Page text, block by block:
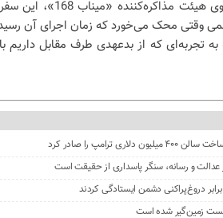
بنابر اعلام بقائی
وقتی محک می‌خورد که زمان اجرای آن
به تجربه‌ای که از بدعهدی طرف مقابل
ترامپ را صادر کرد
عدالت و رسانه، سنگر پاسداری از حقیقت است
دروغ‌پراکنی دشمن ایستادگی کردند
زمین‌گیر شده است